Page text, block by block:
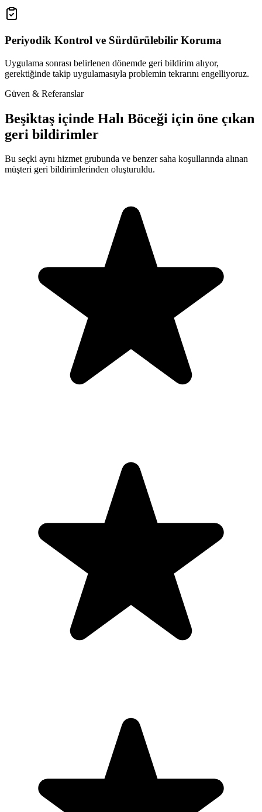
Periyodik Kontrol ve Sürdürülebilir Koruma
Uygulama sonrası belirlenen dönemde geri bildirim alıyor,
gerektiğinde takip uygulamasıyla problemin tekrarını engelliyoruz.
Güven & Referanslar
Beşiktaş içinde Halı Böceği için öne çıkan
geri bildirimler
Bu seçki aynı hizmet grubunda ve benzer saha koşullarında alınan
müşteri geri bildirimlerinden oluşturuldu.